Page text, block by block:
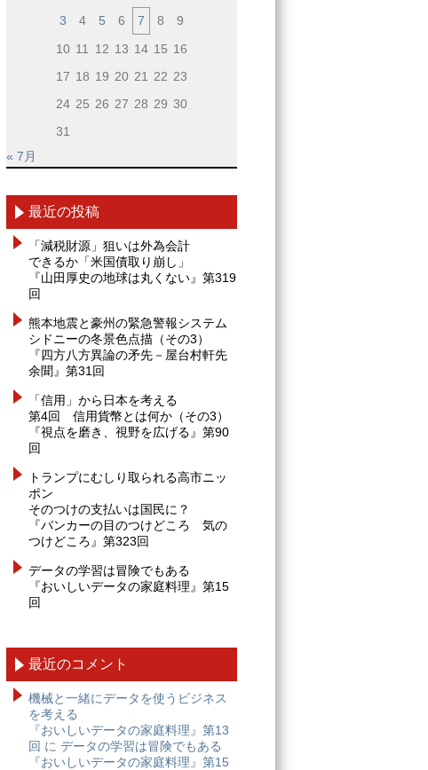
3
4 5 6 7 8
9
10 11 12 13 14 15 16
17 18 19 20 21 22 23
24 25 26 27 28 29 30
31
« 7月
最近の投稿
「減税財源」狙いは外為会計
できるか「米国債取り崩し」
『山田厚史の地球は丸くない』第319
回
熊本地震と豪州の緊急警報システム
シドニーの冬景色点描（その3）
『四方八方異論の矛先－屋台村軒先
余聞』第31回
「信用」から日本を考える
第4回 信用貨幣とは何か（その3）
『視点を磨き、視野を広げる』第90
回
トランプにむしり取られる高市ニッ
ポン
そのつけの支払いは国民に？
『バンカーの目のつけどころ 気の
つけどころ』第323回
データの学習は冒険でもある
『おいしいデータの家庭料理』第15
回
最近のコメント
機械と一緒にデータを使うビジネス
を考える
『おいしいデータの家庭料理』第13
回 に データの学習は冒険でもある
『おいしいデータの家庭料理』第15